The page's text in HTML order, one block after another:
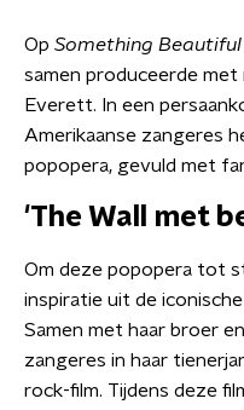
Op Something Beautiful
samen produceerde
Everett. In een
Amerikaanse zangeres
popopera, gevuld met
'The Wall met
Om deze popopera tot
inspiratie uit de iconische
Samen met haar broer
zangeres in haar
rock-film. Tijdens deze